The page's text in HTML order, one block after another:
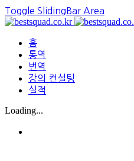
Toggle SlidingBar Area
홈
통역
번역
강의 컨설팅
실적
Loading...